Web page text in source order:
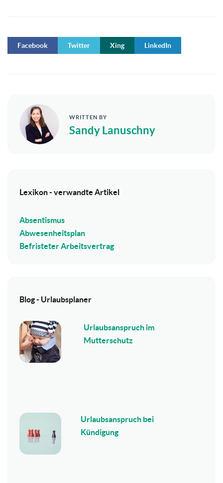
Facebook Twitter Xing LinkedIn
WRITTEN BY
Sandy Lanuschny
Lexikon - verwandte Artikel
Absentismus
Abwesenheitsplan
Befristeter Arbeitsvertrag
Blog - Urlaubsplaner
Urlaubsanspruch im
Mutterschutz
Urlaubsanspruch bei
Kündigung